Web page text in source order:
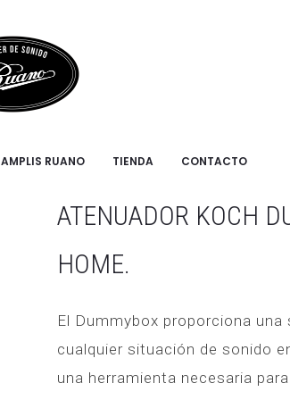
AMPLIS RUANO TIENDA CONTACTO
STUDIO/PA
ATENUADOR KOCH
HOME.
El Dummybox proporciona
cualquier situación de sonido
una herramienta necesaria